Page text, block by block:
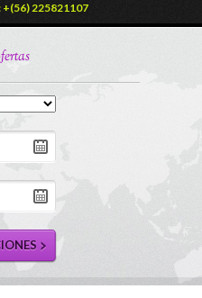
+(56) 225821107